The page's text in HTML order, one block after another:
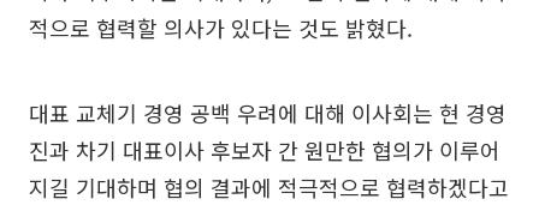
적으로 협력할 의사가 있다는 것도 밝혔다.
대표 교체기 경영 공백 우려에 대해 이사회는 현 경영
진과 차기 대표이사 후보자 간 원만한 협의가 이루어
지길 기대하며 협의 결과에 적극적으로 협력하겠다고